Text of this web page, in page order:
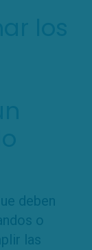
deben
o
las